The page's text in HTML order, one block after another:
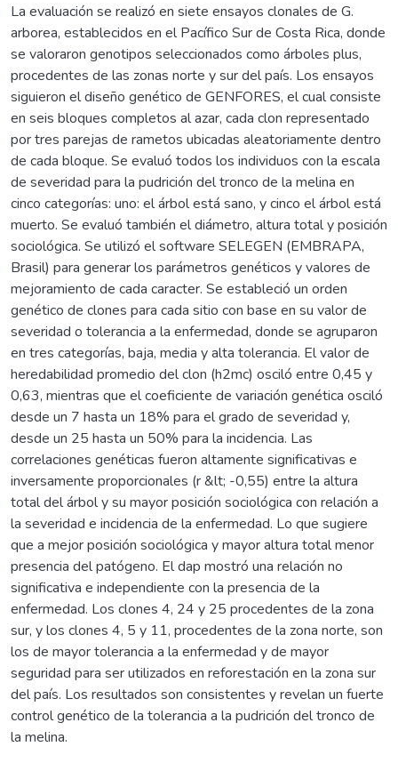
La evaluación se realizó en siete ensayos clonales de G.
arborea, establecidos en el Pacífico Sur de Costa Rica, donde
se valoraron genotipos seleccionados como árboles plus,
procedentes de las zonas norte y sur del país. Los ensayos
siguieron el diseño genético de GENFORES, el cual consiste
en seis bloques completos al azar, cada clon representado
por tres parejas de rametos ubicadas aleatoriamente dentro
de cada bloque. Se evaluó todos los individuos con la escala
de severidad para la pudrición del tronco de la melina en
cinco categorías: uno: el árbol está sano, y cinco el árbol está
muerto. Se evaluó también el diámetro, altura total y posición
sociológica. Se utilizó el software SELEGEN (EMBRAPA,
Brasil) para generar los parámetros genéticos y valores de
mejoramiento de cada caracter. Se estableció un orden
genético de clones para cada sitio con base en su valor de
severidad o tolerancia a la enfermedad, donde se agruparon
en tres categorías, baja, media y alta tolerancia. El valor de
heredabilidad promedio del clon (h2mc) osciló entre 0,45 y
0,63, mientras que el coeficiente de variación genética osciló
desde un 7 hasta un 18% para el grado de severidad y,
desde un 25 hasta un 50% para la incidencia. Las
correlaciones genéticas fueron altamente significativas e
inversamente proporcionales (r &lt; -0,55) entre la altura
total del árbol y su mayor posición sociológica con relación a
la severidad e incidencia de la enfermedad. Lo que sugiere
que a mejor posición sociológica y mayor altura total menor
presencia del patógeno. El dap mostró una relación no
significativa e independiente con la presencia de la
enfermedad. Los clones 4, 24 y 25 procedentes de la zona
sur, y los clones 4, 5 y 11, procedentes de la zona norte, son
los de mayor tolerancia a la enfermedad y de mayor
seguridad para ser utilizados en reforestación en la zona sur
del país. Los resultados son consistentes y revelan un fuerte
control genético de la tolerancia a la pudrición del tronco de
la melina.